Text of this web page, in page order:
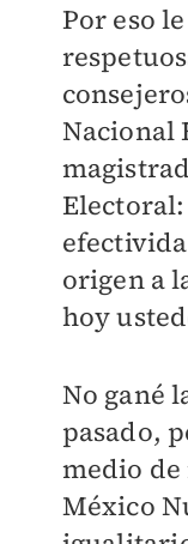
Por eso
Nacional
origen a
hoy
No gané
pasado,
medio
México